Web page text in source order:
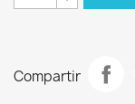
Compartir